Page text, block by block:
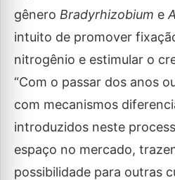
gênero Bradyrhizobium e
intuito de promover
nitrogênio e estimular o
“Com o passar dos anos
com mecanismos
introduzidos neste
espaço no mercado,
possibilidade para outras